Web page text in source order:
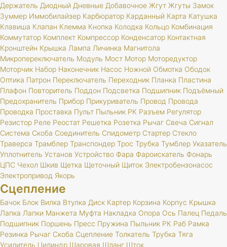
Держатель Диодный Дневные Добавочное Жгут Жгуты Замок
Зуммер Иммобилайзер Карбюратор Карданный Карта Катушка
Клавиша Клапан Клемма Кнопка Колодка Кольцо Комбинация
Коммутатор Комплект Компрессор Конденсатор Контактная
Кронштейн Крышка Лампа Личинка Магнитола
Микропереключатель Модуль Мост Мотор Моторедуктор
Моторчик Набор Наконечник Насос Ножной Обмотка Ободок
Оптика Патрон Переключатель Переходник Планка Пластина
Плафон Повторитель Поддон Подсветка Подшипник Подъёмный
Предохранитель Прибор Прикуриватель Провод Провода
Проводка Проставка Пульт Пыльник РК Разъем Регулятор
Резистор Реле Реостат Решетка Розетка Рычаг Свеча Сигнал
Система Скоба Соединитель Спидометр Стартер Стекло
Траверса Трамблер Транспондер Трос Трубка Тумблер Указатель
Уплотнитель Установ Устройство Фара Фароискатель Фонарь
ЦПС Чехол Шкив Щетка Щеточный Щиток Электробензонасос
Электропривод Якорь
Сцепление
Бачок Блок Вилка Втулка Диск Картер Корзина Корпус Крышка
Лапка Лапки Манжета Муфта Накладка Опора Ось Палец Педаль
Подшипник Поршень Пресс Пружина Пыльник РК Раб Рамка
Резинка Рычаг Скоба Сцепление Толкатель Трубка Тяга
Усилитель Цилиндр Шаровая Шланг Шток